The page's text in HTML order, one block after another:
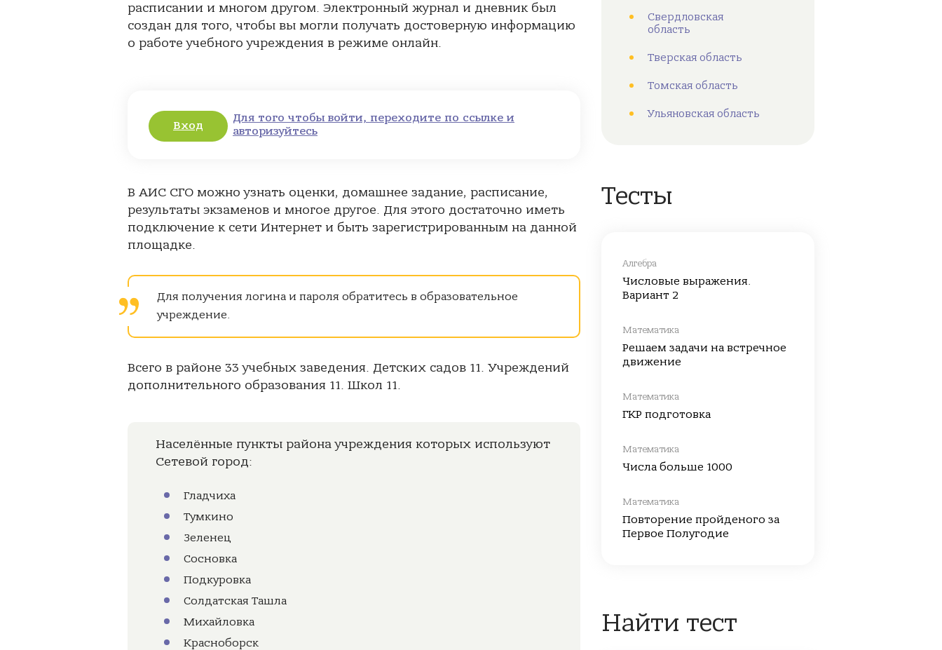
расписании и многом другом. Электронный журнал и дневник был
создан для того, чтобы вы могли получать достоверную информацию
о работе учебного учреждения в режиме онлайн.
Вход
Для того чтобы войти, переходите по ссылке и
авторизуйтесь
В АИС СГО можно узнать оценки, домашнее задание, расписание,
результаты экзаменов и многое другое. Для этого достаточно иметь
подключение к сети Интернет и быть зарегистрированным на данной
площадке.
Для получения логина и пароля обратитесь в образовательное
учреждение.
Всего в районе 33 учебных заведения. Детских садов 11. Учреждений
дополнительного образования 11. Школ 11.
Населённые пункты района учреждения которых используют
Сетевой город:
Гладчиха
Тумкино
Зеленец
Сосновка
Подкуровка
Солдатская Ташла
Михайловка
Красноборск
Свердловская
область
Тверская область
Томская область
Ульяновская область
Тесты
Алгебра
Числовые выражения.
Вариант 2
Математика
Решаем задачи на встречное
движение
Математика
ГКР подготовка
Математика
Числа больше 1000
Математика
Повторение пройденого за
Первое Полугодие
Найти тест